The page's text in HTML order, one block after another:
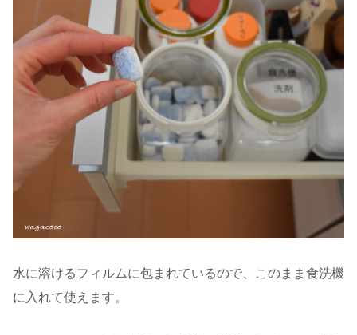
水に溶けるフィルムに包まれているので、このまま食洗機
に入れて使えます。